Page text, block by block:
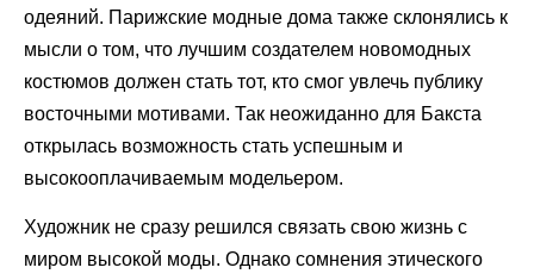
одеяний. Парижские модные дома также склонялись к
мысли о том, что лучшим создателем новомодных
костюмов должен стать тот, кто смог увлечь публику
восточными мотивами. Так неожиданно для Бакста
открылась возможность стать успешным и
высокооплачиваемым модельером.
Художник не сразу решился связать свою жизнь с
миром высокой моды. Однако сомнения этического